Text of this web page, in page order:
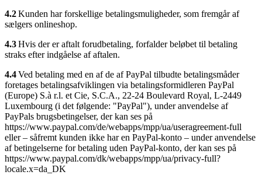
4.2Kunden har forskellige betalingsmuligheder, som fremgår af
sælgers onlineshop.
4.3Hvis der er aftalt forudbetaling, forfalder beløbet til betaling
straks efter indgåelse af aftalen.
4.4Ved betaling med en af de af PayPal tilbudte betalingsmåder
foretages betalingsafviklingen via betalingsformidleren PayPal
(Europe) S.à r.l. et Cie, S.C.A., 22-24 Boulevard Royal, L-2449
Luxembourg (i det følgende: "PayPal"), under anvendelse af
PayPals brugsbetingelser, der kan ses på
https://www.paypal.com/de/webapps/mpp/ua/useragreement-full
eller – såfremt kunden ikke har en PayPal-konto – under anvendelse
af betingelserne for betaling uden PayPal-konto, der kan ses på
https://www.paypal.com/dk/webapps/mpp/ua/privacy-full?
locale.x=da_DK